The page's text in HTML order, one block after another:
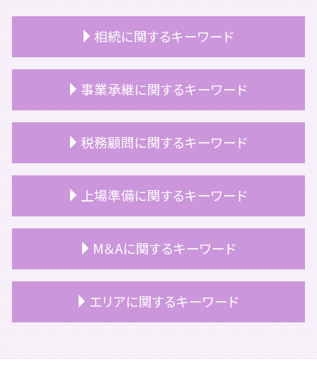
相続に関するキーワード
相続 相談
相続税対策 不動産
相続 不動産 名義変更
マンション 相続税評価額
相続税 評価額 土地 計算方法
相続 手続き 期限
相続放棄 手続き 生前
相続税 障害者控除
相続税
事業承継に関するキーワード
事業承継 スケジュール
事業承継 つなぐ
事業承継 事業継承
事業承継 相談
事業承継 サポート
事業承継税制 要件
事業承継 計画
自社株式 評価
税務顧問に関するキーワード
税務顧問 会計士
顧問契約 中小企業
上場企業 税務顧問
税務顧問 相場
顧問契約 個人
顧問契約 法人
上場準備に関するキーワード
上場準備 サポート
上場 タイミング
上場準備 期間
上場 ipo
M＆Aに関するキーワード
m&a 補助金
m&a コンサル
エリアに関するキーワード